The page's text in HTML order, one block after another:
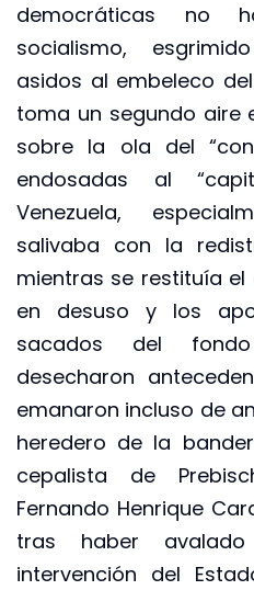
democráticas no
socialismo,
asidos al embeleco
toma un segundo aire
sobre la ola del
endosadas al
Venezuela,
salivaba con la
mientras se restituía
en desuso y los
sacados del
desecharon
emanaron incluso de
heredero de la
cepalista de
Fernando Henrique
tras haber
intervención del